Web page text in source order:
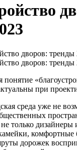
понятие
при
среда уже не
только дизайнеры
комфортные
дорожек